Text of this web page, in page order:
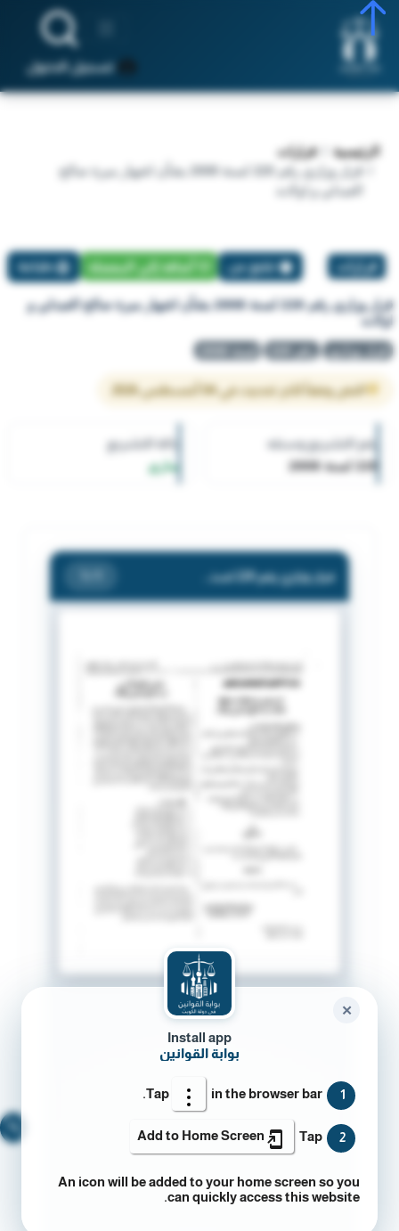
تسجيل الدخول
الرئيسية
قرارات
قرار وزاري رقم 220 لسنة 2008 بشأن اشهار مبرة صالح
العبدلي و اولاده
قرارات تبليغ عن أضافة إلي المفضلة طباعة
قرار وزاري رقم 220 لسنة 2008 بشأن اشهار مبرة صالح العبدلي و
اولاده
قرار وزاري رقم 220 لسنة 2008
النص وفقاً لآخر تحديث في 04 أغسطس 2026
رقم التشريع وسنته
220 لسنة 2008
حالة التشريع
ساري
Install app
بوابة القوانين
1
Tap in the browser bar.
2
Tap
Add to Home Screen
An icon will be added to your home screen so you
can quickly access this website.
✕